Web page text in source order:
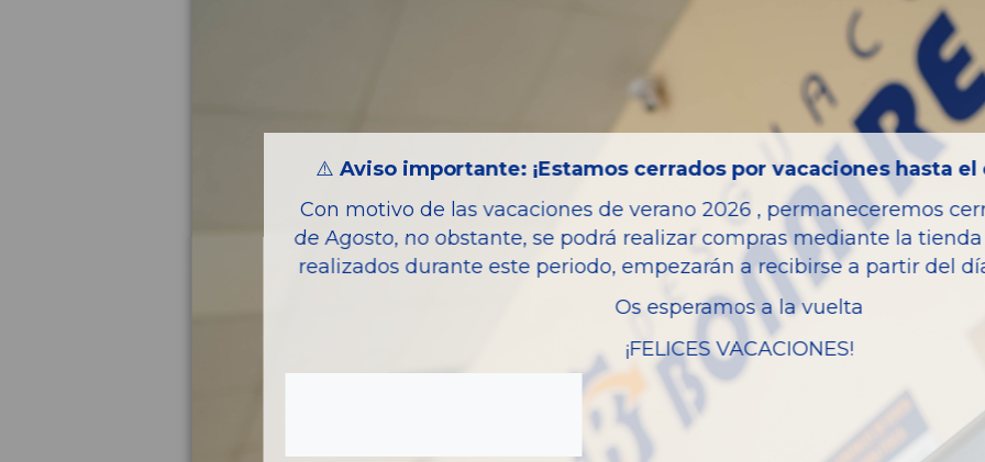
Combustible
Versión
Potencia
Modelo
Tipo vehículo
Piezas almacenadas del
⚠️ Aviso importante: ¡Estamos cerrados por vacaciones hasta el
Con motivo de las vacaciones de verano 2026 , permaneceremos
de Agosto, no obstante, se podrá realizar compras mediante la
realizados durante este periodo, empezarán a recibirse a partir del
Os esperamos a la vuelta
¡FELICES VACACIONES!